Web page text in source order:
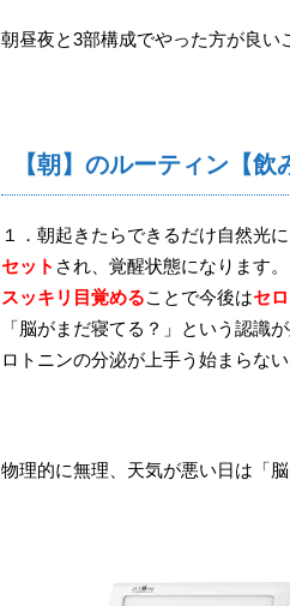
朝昼夜と3部構成でやった方が良い
【朝】のルーティン【飲
１．朝起きたらできるだけ自然光
セット され、覚醒状態になります
スッキリ目覚めることで今後はセ
「脳がまだ寝てる？」という認識
ロトニンの分泌が上手う始まらない
物理的に無理、天気が悪い日は「